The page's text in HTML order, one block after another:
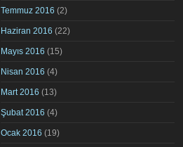
Temmuz 2016 (2)
Haziran 2016 (22)
Mayıs 2016 (15)
Nisan 2016 (4)
Mart 2016 (13)
Şubat 2016 (4)
Ocak 2016 (19)